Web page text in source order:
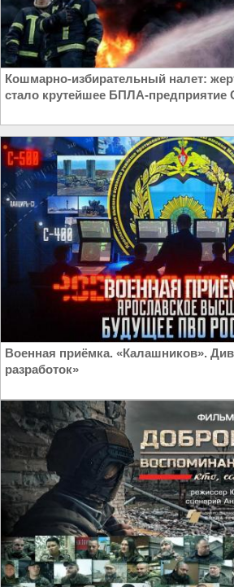
Кошмарно-избирательный налет:
стало крутейшее БПЛА-
Военная приёмка. «Калашников».
разработок»